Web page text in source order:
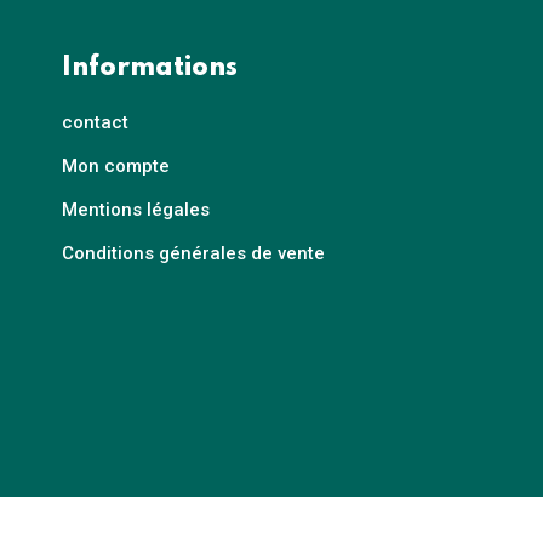
Informations
contact
Mon compte
Mentions légales
Conditions générales de vente